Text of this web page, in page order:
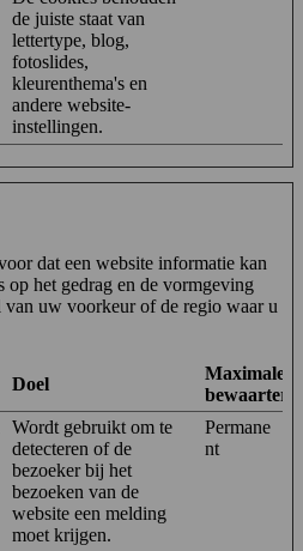
de juiste staat van
lettertype, blog,
fotoslides,
kleurenthema's en
andere website-
instellingen.
dat een website informatie kan
het gedrag en de vormgeving
van uw voorkeur of de regio waar u
Doel
Maximale
Wordt gebruikt om te
detecteren of de
bezoeker bij het
bezoeken van de
website een melding
moet krijgen.
Permane
nt